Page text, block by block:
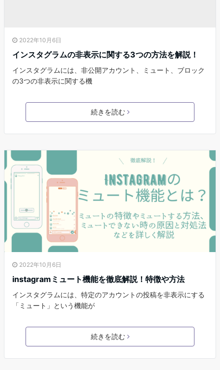
2022年10月6日
インスタグラムの非表示に関する3つの方法を解説！
インスタグラムには、非公開アカウント、ミュート、ブロック
の3つの非表示に関する機
続きを読む
2022年10月6日
instagramミュート機能を徹底解説！特徴や方法
インスタグラムには、特定のアカウントの投稿を非表示にする
「ミュート」という機能が
続きを読む